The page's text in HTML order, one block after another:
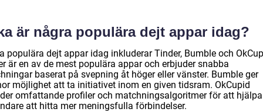
är några populära dejt appar idag?
populära dejt appar idag inkluderar Tinder, Bumble och
är en av de mest populära appar och erbjuder snabba
baserat på svepning åt höger eller vänster. Bumble ger
möjlighet att ta initiativet inom en given tidsram. OkCupid
omfattande profiler och matchningsalgoritmer för att hjälpa
att hitta mer meningsfulla förbindelser.